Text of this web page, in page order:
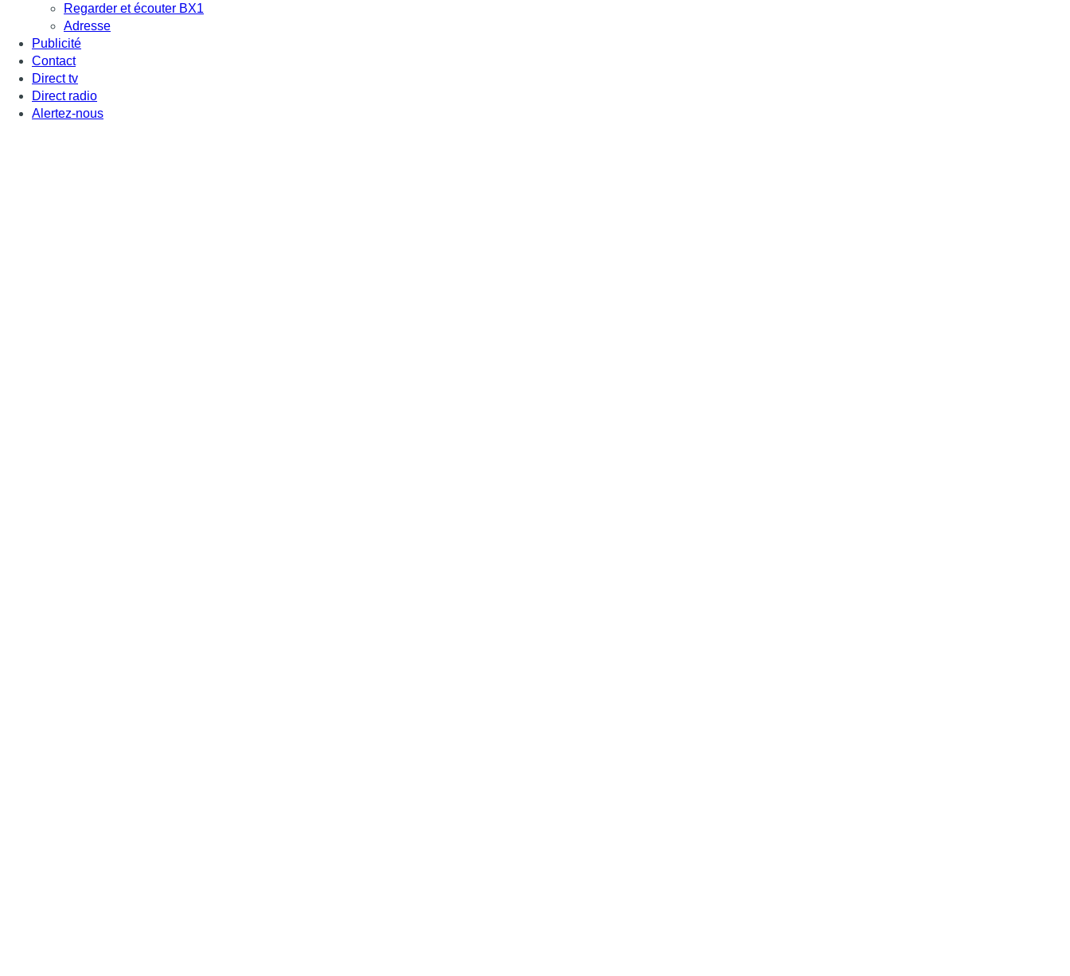
Regarder et écouter BX1
Adresse
Publicité
Contact
Direct tv
Direct radio
Alertez-nous